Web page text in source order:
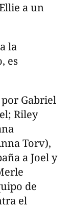
a un
la
es
Gabriel
Riley
Torv),
a Joel y
de
el